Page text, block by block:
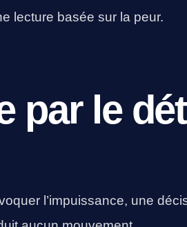
lecture basée sur la peur.
par le
l’impuissance, une